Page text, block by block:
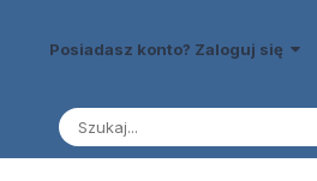
Posiadasz konto? Zaloguj się